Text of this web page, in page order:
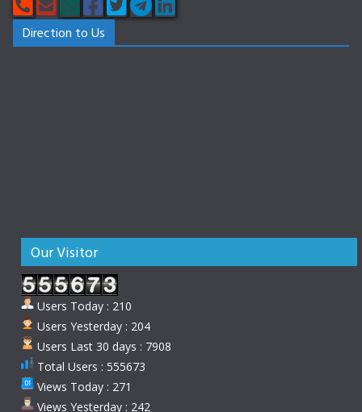
Direction to Us
Our Visitor
Users Today : 210
Users Yesterday : 204
Users Last 30 days : 7908
Total Users : 555673
Views Today : 271
Views Yesterday : 242